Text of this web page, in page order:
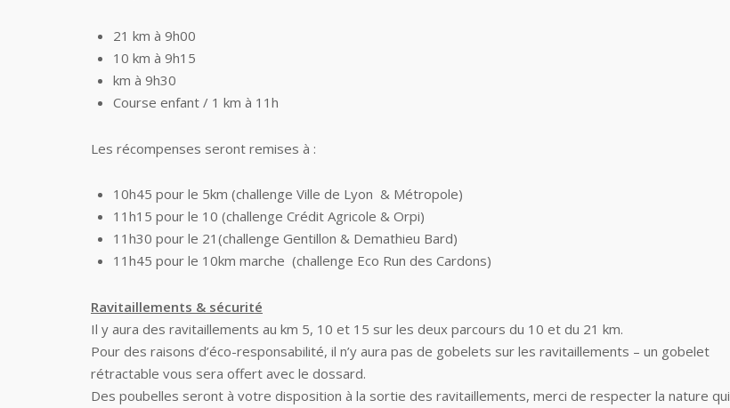
21 km à 9h00
10 km à 9h15
km à 9h30
Course enfant / 1 km à 11h
Les récompenses seront remises à :
10h45 pour le 5km (challenge Ville de Lyon & Métropole)
11h15 pour le 10 (challenge Crédit Agricole & Orpi)
11h30 pour le 21(challenge Gentillon & Demathieu Bard)
11h45 pour le 10km marche (challenge Eco Run des Cardons)
Ravitaillements & sécurité
Il y aura des ravitaillements au km 5, 10 et 15 sur les deux parcours du 10 et du 21 km.
Pour des raisons d’éco-responsabilité, il n’y aura pas de gobelets sur les ravitaillements – un gobelet
rétractable vous sera offert avec le dossard.
Des poubelles seront à votre disposition à la sortie des ravitaillements, merci de respecter la nature qui